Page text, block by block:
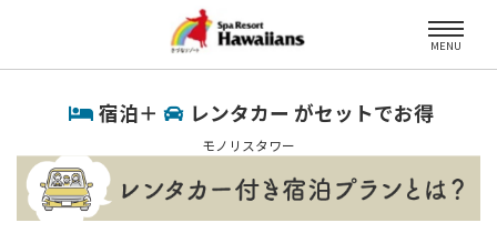
MENU
宿泊＋ レンタカー がセットでお得
モノリスタワー